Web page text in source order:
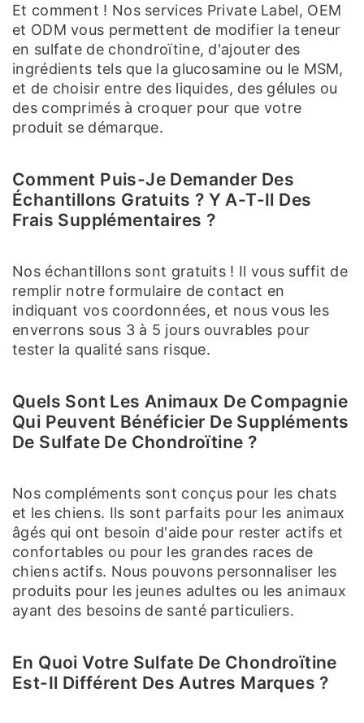
Et comment ! Nos services Private Label, OEM
et ODM vous permettent de modifier la teneur
en sulfate de chondroïtine, d'ajouter des
ingrédients tels que la glucosamine ou le MSM,
et de choisir entre des liquides, des gélules ou
des comprimés à croquer pour que votre
produit se démarque.
Comment Puis-Je Demander Des
Échantillons Gratuits ? Y A-T-Il Des
Frais Supplémentaires ?
Nos échantillons sont gratuits ! Il vous suffit de
remplir notre formulaire de contact en
indiquant vos coordonnées, et nous vous les
enverrons sous 3 à 5 jours ouvrables pour
tester la qualité sans risque.
Quels Sont Les Animaux De Compagnie
Qui Peuvent Bénéficier De Suppléments
De Sulfate De Chondroïtine ?
Nos compléments sont conçus pour les chats
et les chiens. Ils sont parfaits pour les animaux
âgés qui ont besoin d'aide pour rester actifs et
confortables ou pour les grandes races de
chiens actifs. Nous pouvons personnaliser les
produits pour les jeunes adultes ou les animaux
ayant des besoins de santé particuliers.
En Quoi Votre Sulfate De Chondroïtine
Est-Il Différent Des Autres Marques ?